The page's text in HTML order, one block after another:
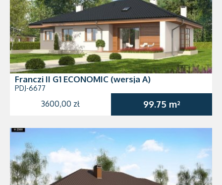
Franczi II G1 ECONOMIC (wersja A)
PDJ-6677
3600,00 zł 99.75 m²